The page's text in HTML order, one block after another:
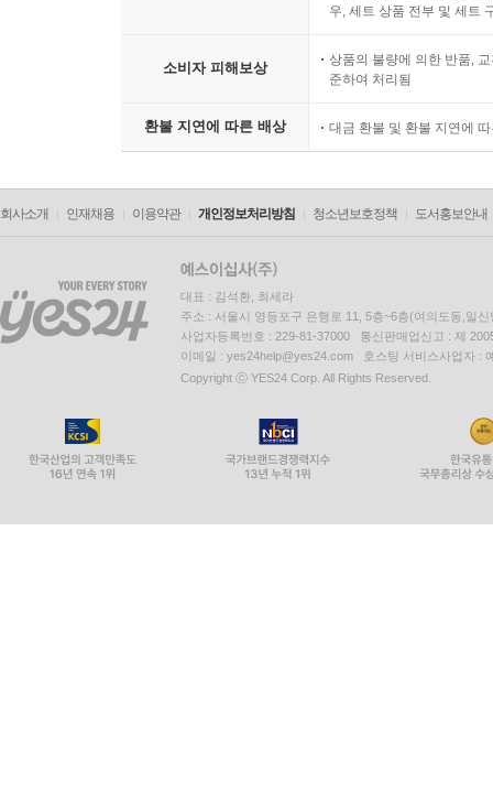
우, 세트 상품 전부 및 세트
소비자 피해보상
상품의 불량에 의한 반품,
준하여 처리됨
환불 지연에 따른 배상 대금 환불 및 환불 지연에
회사소개 인재채용 이용약관 개인정보처리방침 청소년보호정책 도서홍보안내
대표 : 김석환, 최세라
주소 : 서울시 영등포구 은행로 11, 5층~6층(여의도동,일신
사업자등록번호 : 229-81-37000 통신판매업신고 : 제
이메일 : yes24help@yes24.com 호스팅 서비스사업자 :
Copyright ⓒ YES24 Corp. All Rights Reserved.